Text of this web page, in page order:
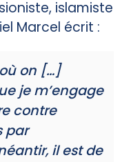
islamiste
Marcel écrit :
on […]
je m’engage
contre
par
il est de